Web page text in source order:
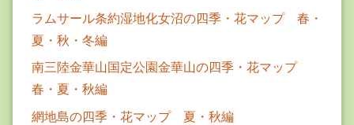
ラムサール条約湿地化女沼の四季・花マップ 春・
夏・秋・冬編
南三陸金華山国定公園金華山の四季・花マップ
春・夏・秋編
網地島の四季・花マップ 夏・秋編